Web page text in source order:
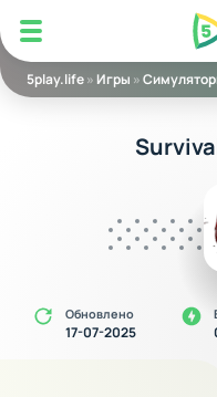
5play.life» Игры »
Обновлено
17-07-2025